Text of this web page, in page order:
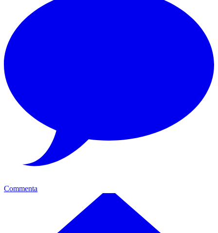
Commenta